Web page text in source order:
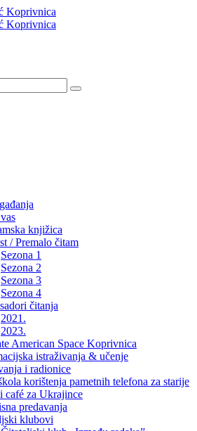
knjižica
/ Premalo čitam
Sezona 1
Sezona 2
Sezona 3
Sezona 4
čitanja
2021.
2023.
American Space Koprivnica
istraživanja & učenje
i radionice
korištenja pametnih telefona za starije
café za Ukrajince
predavanja
klubovi